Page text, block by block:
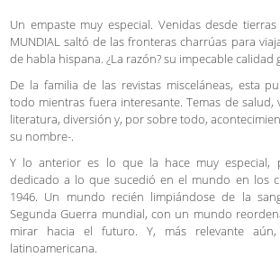
Un empaste muy especial. Venidas desde
MUNDIAL saltó de las fronteras charrúas para
de habla hispana. ¿La razón? su impecable calidad
De la familia de las revistas misceláneas, esta
todo mientras fuera interesante. Temas de salud,
literatura, diversión y, por sobre todo,
su nombre-.
Y lo anterior es lo que la hace muy especial,
dedicado a lo que sucedió en el mundo en los
1946. Un mundo recién limpiándose de la
Segunda Guerra mundial, con un mundo
mirar hacia el futuro. Y, más relevante
latinoamericana.